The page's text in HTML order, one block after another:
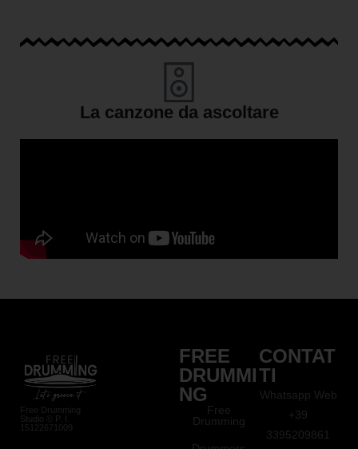
La canzone da ascoltare
Free Drumming
Studio © P. I.
15122671009
FREE
DRUMMI
NG
Free
Drumming
CONTAT
TI
Whatsapp Web
+39
3395209861